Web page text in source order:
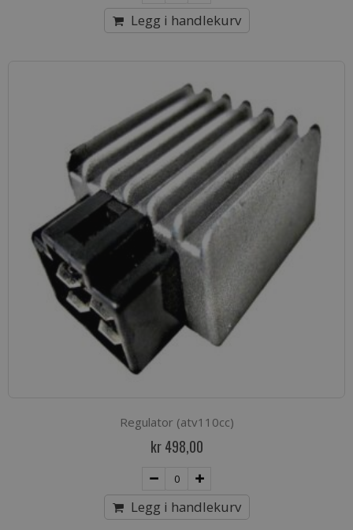
Legg i handlekurv
Regulator (atv110cc)
kr 498,00
Legg i handlekurv